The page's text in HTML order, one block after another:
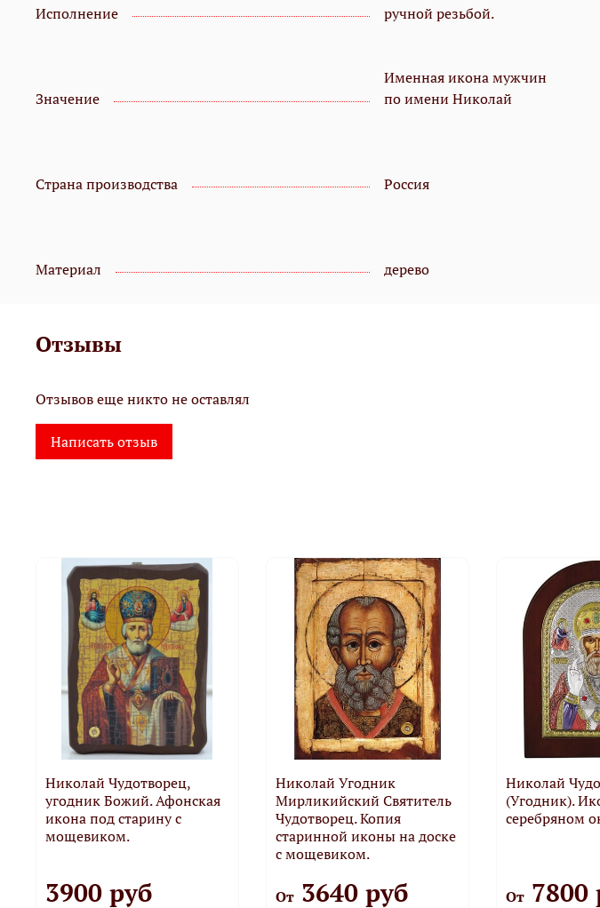
Исполнение
ручной резьбой.
Значение
Именная икона мужчин
по имени Николай
Страна производства Россия
Материал дерево
Отзывы
Отзывов еще никто не оставлял
Написать отзыв
Николай Чудотворец,
угодник Божий. Афонская
икона под старину с
мощевиком.
3900 руб
Николай Угодник
Мирликийский Святитель
Чудотворец. Копия
старинной иконы на доске
с мощевиком.
От3640 руб
Николай
(Угодник).
серебряном
От7800